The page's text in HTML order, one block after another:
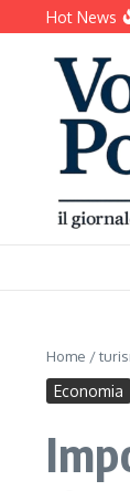
Salta alHot News
si prepara ai
Home /
Economia